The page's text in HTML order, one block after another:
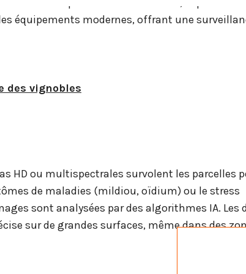
équipements modernes, offrant une
des vignobles
HD ou multispectrales survolent les parcelles
de maladies (mildiou, oïdium) ou le stress
sont analysées par des algorithmes IA. Les
sur de grandes surfaces, même dans des